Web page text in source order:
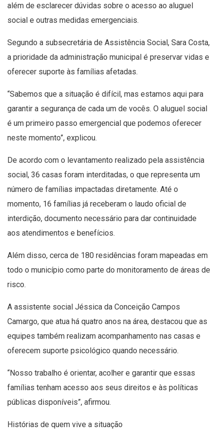
além de esclarecer dúvidas sobre o acesso ao aluguel
social e outras medidas emergenciais.
Segundo a subsecretária de Assistência Social, Sara Costa,
a prioridade da administração municipal é preservar vidas e
oferecer suporte às famílias afetadas.
“Sabemos que a situação é difícil, mas estamos aqui para
garantir a segurança de cada um de vocês. O aluguel social
é um primeiro passo emergencial que podemos oferecer
neste momento”, explicou.
De acordo com o levantamento realizado pela assistência
social, 36 casas foram interditadas, o que representa um
número de famílias impactadas diretamente. Até o
momento, 16 famílias já receberam o laudo oficial de
interdição, documento necessário para dar continuidade
aos atendimentos e benefícios.
Além disso, cerca de 180 residências foram mapeadas em
todo o município como parte do monitoramento de áreas de
risco.
A assistente social Jéssica da Conceição Campos
Camargo, que atua há quatro anos na área, destacou que as
equipes também realizam acompanhamento nas casas e
oferecem suporte psicológico quando necessário.
“Nosso trabalho é orientar, acolher e garantir que essas
famílias tenham acesso aos seus direitos e às políticas
públicas disponíveis”, afirmou.
Histórias de quem vive a situação